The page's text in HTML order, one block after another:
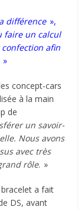
différence»,
faire un calcul
confection afin
»
concept-cars
à la main
de
érer un savoir-
Nous avons
avec très
rôle. »
bracelet a fait
DS, avant